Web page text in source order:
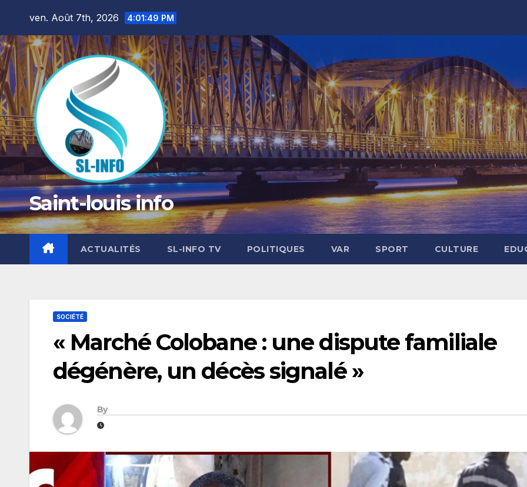
content
ven. Août 7th, 2026 4:01:51 PM
Saint-louis info
ACTUALITÉS SL-INFO TV POLITIQUES VAR SPORT CULTURE
SOCIÉTÉ
« Marché Colobane : une dispute familiale
dégénère, un décès signalé »
By